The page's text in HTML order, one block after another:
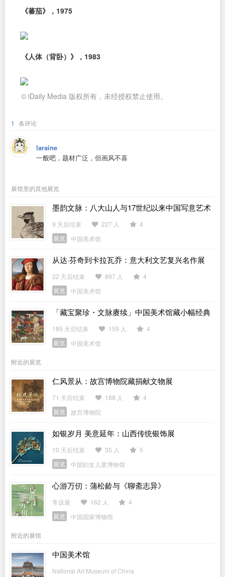
《蕃茄》，1975
《人体（背卧）》，1983
© iDaily Media 版权所有，未经授权禁止使用。
1 条评论
laraine
一般吧，题材广泛，但画风不喜
展馆里的其他展览
墨韵文脉：八大山人与17世纪以来中国写意艺术
展
9 天后结束 227 人
4
展览
中国美术馆
从达·芬奇到卡拉瓦乔：意大利文艺复兴名作展
22 天后结束 897 人
4
展览
中国美术馆
「藏宝聚珍・文脉赓续」中国美术馆藏小幅经典
作品展
185 天后结束 159 人
4
展览
中国美术馆
附近的展览
仁风景从：故宫博物院藏捐献文物展
71 天后结束 188 人
4
展览
故宫博物院
如银岁月 美意延年：山西传统银饰展
10 天后结束 35 人
5
展览
中国妇女儿童博物馆
心游万仞：蒲松龄与《聊斋志异》
常设展 162 人
4
展览
中国国家博物馆
附近的展馆
中国美术馆
National Art Museum of China